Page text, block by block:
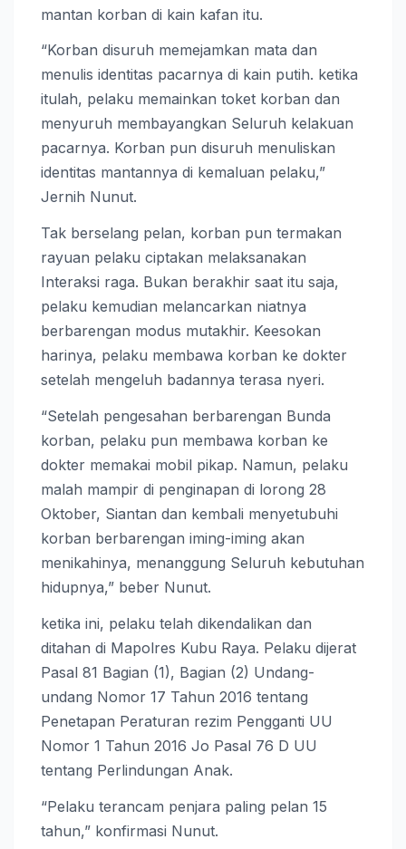
mantan korban di kain kafan itu.
“Korban disuruh memejamkan mata dan
menulis identitas pacarnya di kain putih. ketika
itulah, pelaku memainkan toket korban dan
menyuruh membayangkan Seluruh kelakuan
pacarnya. Korban pun disuruh menuliskan
identitas mantannya di kemaluan pelaku,”
Jernih Nunut.
Tak berselang pelan, korban pun termakan
rayuan pelaku ciptakan melaksanakan
Interaksi raga. Bukan berakhir saat itu saja,
pelaku kemudian melancarkan niatnya
berbarengan modus mutakhir. Keesokan
harinya, pelaku membawa korban ke dokter
setelah mengeluh badannya terasa nyeri.
“Setelah pengesahan berbarengan Bunda
korban, pelaku pun membawa korban ke
dokter memakai mobil pikap. Namun, pelaku
malah mampir di penginapan di lorong 28
Oktober, Siantan dan kembali menyetubuhi
korban berbarengan iming-iming akan
menikahinya, menanggung Seluruh kebutuhan
hidupnya,” beber Nunut.
ketika ini, pelaku telah dikendalikan dan
ditahan di Mapolres Kubu Raya. Pelaku dijerat
Pasal 81 Bagian (1), Bagian (2) Undang-
undang Nomor 17 Tahun 2016 tentang
Penetapan Peraturan rezim Pengganti UU
Nomor 1 Tahun 2016 Jo Pasal 76 D UU
tentang Perlindungan Anak.
“Pelaku terancam penjara paling pelan 15
tahun,” konfirmasi Nunut.